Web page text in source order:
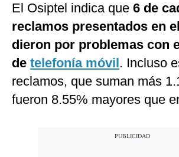
El Osiptel indica que 6 de
reclamos presentados en
dieron por problemas con
de telefonía móvil. Incluso
reclamos, que suman más
fueron 8.55% mayores que